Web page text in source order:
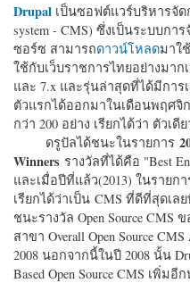
Drupal เป็นซอฟต์แวร์บริหารจัดก
system - CMS) ซึ่งเป็นระบบก
ซอร์ซ สามารถดาวน์โหลดมาใ
ใช้กับเว็บราชการไทยอย่างมา
และ 7.x และรุ่นล่าสุดที่ได้มีการ
ตัวแรกได้ออกมาในเดือนพฤศ
กว่า 200 อย่าง เรียกได้ว่า ตัวเ
ดรูปัลได้ชนะในรายการ
Winners รางวัลที่ได้คือ "Best
และเมื่อปีที่แล้ว(2013) ในรายก
เรียกได้ว่าเป็น CMS ที่ดีที่สุดเลย
ชนะรางวัล Open Source CMS
สาขา Overall Open Source
2008 นอกจากนี้ในปี 2008 นั้น
Based Open Source CMS เพิ่ม